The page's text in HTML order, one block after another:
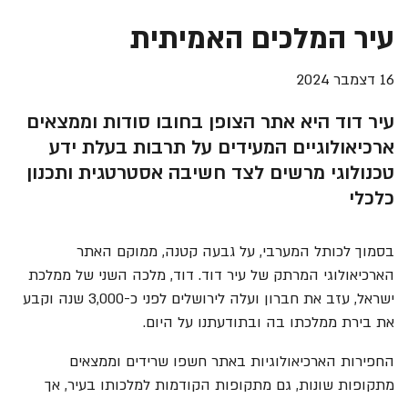
עיר המלכים האמיתית
16 דצמבר 2024
עיר דוד היא אתר הצופן בחובו סודות וממצאים
ארכיאולוגיים המעידים על תרבות בעלת ידע
טכנולוגי מרשים לצד חשיבה אסטרטגית ותכנון
כלכלי
בסמוך לכותל המערבי, על גבעה קטנה, ממוקם האתר
הארכיאולוגי המרתק של עיר דוד. דוד, מלכה השני של ממלכת
ישראל, עזב את חברון ועלה לירושלים לפני כ-3,000 שנה וקבע
את בירת ממלכתו בה ובתודעתנו על היום.
החפירות הארכיאולוגיות באתר חשפו שרידים וממצאים
מתקופות שונות, גם מתקופות הקודמות למלכותו בעיר, אך